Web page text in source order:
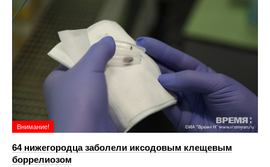
Внимание!
64 нижегородца заболели иксодовым клещевым
боррелиозом